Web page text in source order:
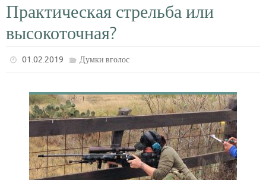
Практическая стрельба или
высокоточная?
01.02.2019 Думки вголос